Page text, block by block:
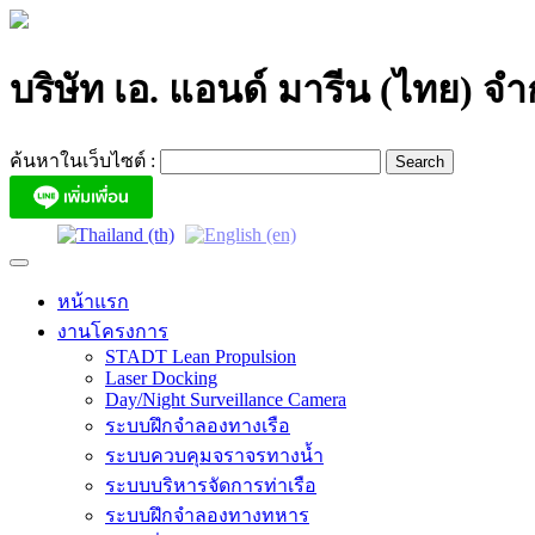
Skip
บริษัท เอ. แอนด์ มารีน (ไทย) จ
ค้นหาในเว็บไซต์ :
หน้าแรก
งานโครงการ
STADT Lean Propulsion
Laser Docking
Day/Night Surveillance Camera
ระบบฝึกจำลองทางเรือ
ระบบควบคุมจราจรทางน้ำ
ระบบบริหารจัดการท่าเรือ
ระบบฝึกจำลองทางทหาร